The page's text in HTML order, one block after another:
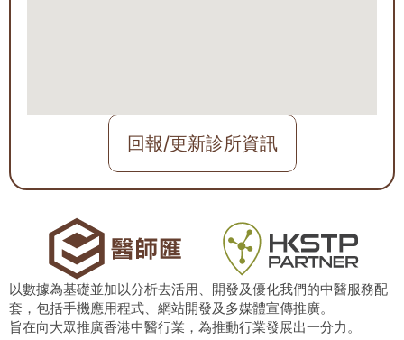
回報/更新診所資訊
以數據為基礎並加以分析去活用、開發及優化我們的中醫服務配
套，包括手機應用程式、網站開發及多媒體宣傳推廣。
旨在向大眾推廣香港中醫行業，為推動行業發展出一分力。